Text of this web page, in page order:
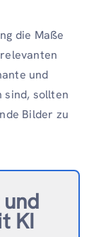
die Maße
und
sind, sollten
Bilder zu
KI